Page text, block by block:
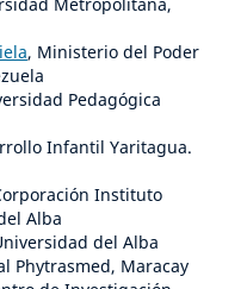
, Ministerio del Poder
Pedagógica
Infantil Yaritagua.
Instituto
Alba
del Alba
Phytrasmed, Maracay